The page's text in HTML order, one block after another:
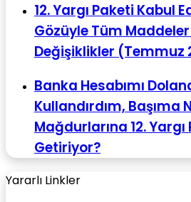
12. Yargı Paketi Kabul
Gözüyle Tüm
Değişiklikler (Temmuz
Banka Hesabımı
Kullandırdım, Başıma
Mağdurlarına 12. Yargı
Getiriyor?
Yararlı Linkler